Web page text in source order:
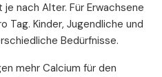
nach Alter. Für Erwachsene
Kinder, Jugendliche und
Bedürfnisse.
mehr Calcium für den